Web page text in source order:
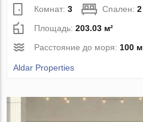
Комнат:3 Спален:2
Площадь:203.03 м²
Расстояние до моря: 100 м
Aldar Properties